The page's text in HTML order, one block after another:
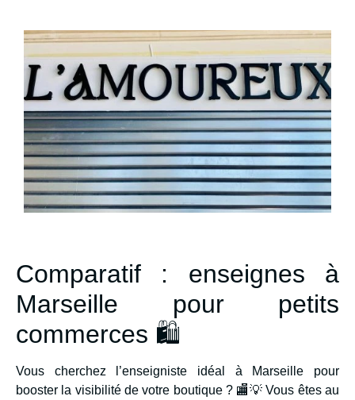
Comparatif : enseignes à
Marseille pour petits
commerces 🛍️
Vous cherchez l’enseigniste idéal à Marseille pour
booster la visibilité de votre boutique ? 🏬💡 Vous êtes au